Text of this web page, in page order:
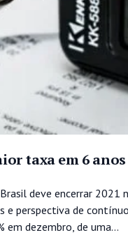
taxa em 6 anos
deve encerrar
e perspectiva de
em dezembro, de uma...